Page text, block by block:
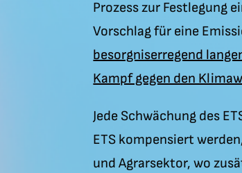
Prozess zur Festlegung
Vorschlag für eine
besorgniserregend
Kampf gegen den
Jede Schwächung des
ETS kompensiert
und Agrarsektor, wo